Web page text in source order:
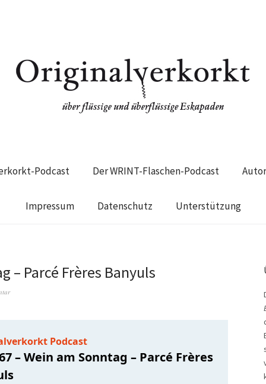
Podcast Der WRINT-Flaschen-Podcast Autor
Impressum Datenschutz Unterstützung
– Parcé Frères Banyuls